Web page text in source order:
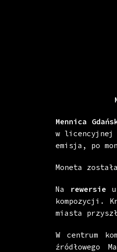
Mennica
w licencyjnej
emisja, po
Moneta
Na rewersie
kompozycji.
miasta
W centrum
źródłowego